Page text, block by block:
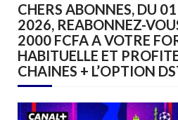
CHERS ABONNES, DU
2026, REABONNEZ-
2000 FCFA A VOTRE
HABITUELLE ET
CHAINES + L’OPTION